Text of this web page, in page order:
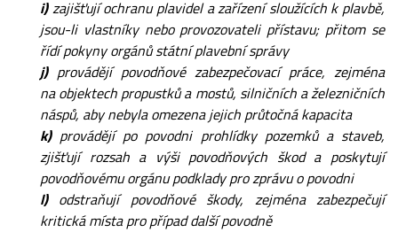
i)zajišťují ochranu plavidel a zařízení sloužících k plavbě,
jsou-li vlastníky nebo provozovateli přístavu; přitom se
řídí pokyny orgánů státní plavební správy
j)provádějí povodňové zabezpečovací práce, zejména
na objektech propustků a mostů, silničních a železničních
náspů, aby nebyla omezena jejich průtočná kapacita
k)provádějí po povodni prohlídky pozemků a staveb,
zjišťují rozsah a výši povodňových škod a poskytují
povodňovému orgánu podklady pro zprávu o povodni
l)odstraňují povodňové škody, zejména zabezpečují
kritická místa pro případ další povodně